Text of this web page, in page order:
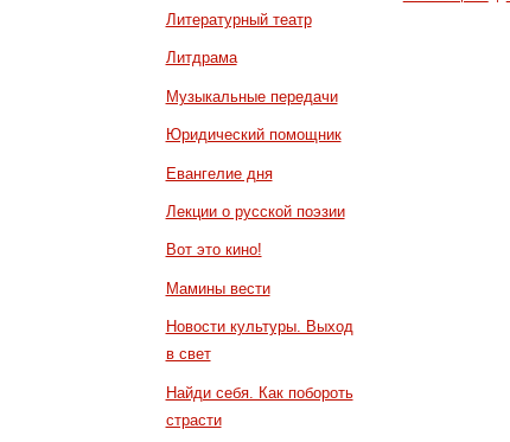
Литературный театр
Литдрама
Музыкальные передачи
Юридический помощник
Евангелие дня
Лекции о русской поэзии
Вот это кино!
Мамины вести
Новости культуры. Выход
в свет
Найди себя. Как побороть
страсти